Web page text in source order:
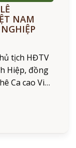
NAM
tịch HĐTV
Hiệp, đồng
Ca cao Việt